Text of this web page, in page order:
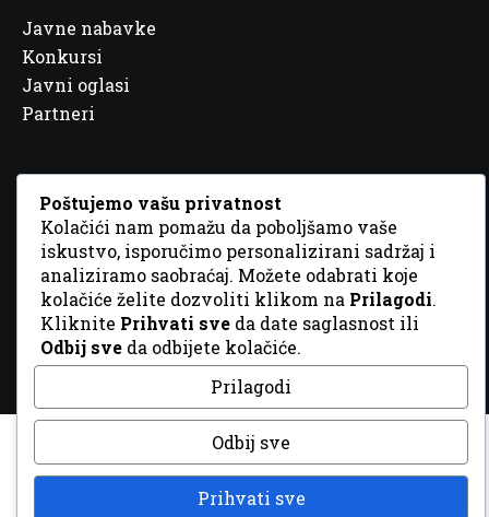
Javne nabavke
Konkursi
Javni oglasi
Partneri
© 2026 Sva prava zadržana. DizajnGordonDM
Poštujemo vašu privatnost
Kolačići nam pomažu da poboljšamo vaše
iskustvo, isporučimo personalizirani sadržaj i
analiziramo saobraćaj. Možete odabrati koje
kolačiće želite dozvoliti klikom na Prilagodi.
Kliknite Prihvati sve da date saglasnost ili
Odbij sve da odbijete kolačiće.
Prilagodi
Odbij sve
Prihvati sve